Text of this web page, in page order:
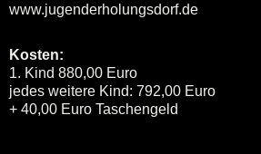
www.jugenderholungsdorf.de
Kosten:
1. Kind 880,00 Euro
jedes weitere Kind: 792,00 Euro
+ 40,00 Euro Taschengeld